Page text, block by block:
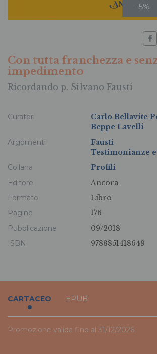
- 5%
Con tutta franchezza e
impedimento
Ricordando p. Silvano Fausti
Curatori Carlo Bellavite
Beppe Lavelli
Argomenti
Fausti
Testimonianze
Collana
Profili
Editore
Ancora
Formato
Libro
Pagine
176
Pubblicazione
09/2018
ISBN
9788851418649
CARTACEO EPUB
Promozione valida fino al 31/12/2026